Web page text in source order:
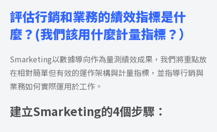
評估行銷和業務的績效指標是什
麼？(我們該用什麼計量指標？）
Smarketing以數據導向作為量測績效成果，我們將重點放
在相對簡單但有效的運作架構與計量指標，並指導行銷與
業務如何實際運用於工作。
建立Smarketing的4個步驟：